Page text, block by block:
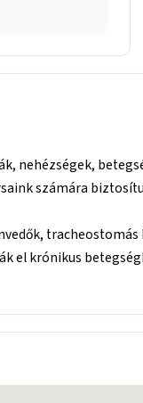
nehézségek,
számára
el krónikus